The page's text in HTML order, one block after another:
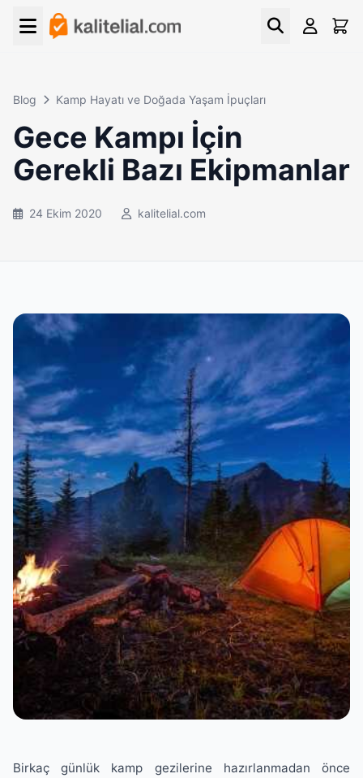
Blog Kamp Hayatı ve Doğada Yaşam İpuçları
Gece Kampı İçin
Gerekli Bazı Ekipmanlar
24 Ekim 2020 kalitelial.com
Birkaç günlük kamp gezilerine hazırlanmadan önce